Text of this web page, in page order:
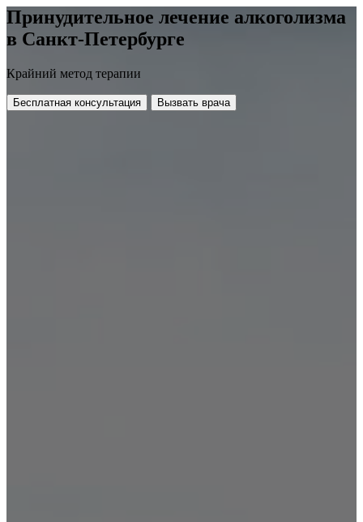
Принудительное лечение алкоголизма
в Санкт-Петербурге
Крайний метод терапии
Бесплатная консультация Вызвать врача